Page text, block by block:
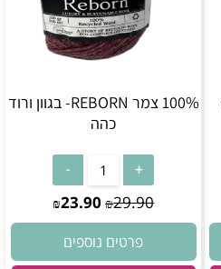
100% צמר REBORN- בגוון ורוד
כהה
₪29.90
₪23.90
פרטים נוספים